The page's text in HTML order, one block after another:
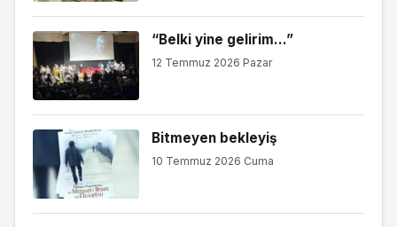
“Belki yine gelirim…”
12 Temmuz 2026 Pazar
Bitmeyen bekleyiş
10 Temmuz 2026 Cuma